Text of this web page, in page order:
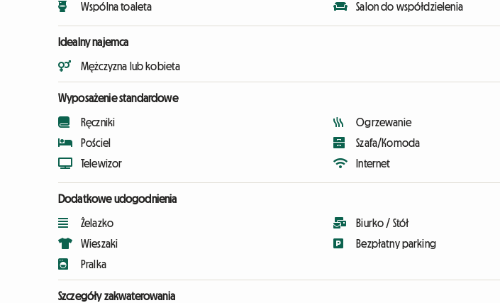
Wspólna toaleta
Salon do współdzielenia
Idealny najemca
Mężczyzna lub kobieta
Wyposażenie standardowe
Ręczniki
Pościel
Telewizor
Ogrzewanie
Szafa/Komoda
Internet
Dodatkowe udogodnienia
Żelazko
Wieszaki
Pralka
Biurko / Stół
Bezpłatny parking
Szczegóły zakwaterowania